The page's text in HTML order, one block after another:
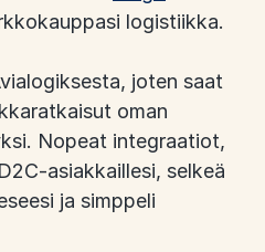
logistiikka.
joten saat
oman
Nopeat integraatiot,
asiakkaillesi, selkeä
ja simppeli